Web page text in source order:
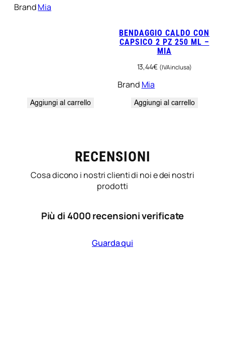
BrandMia
Aggiungi al carrello
BENDAGGIO CALDO CON
CAPSICO 2 PZ 250 ML –
MIA
13,44€ (IVA inclusa)
Brand Mia
Aggiungi al carrello
RECENSIONI
Cosa dicono i nostri clienti di noi e dei nostri
prodotti
Più di 4000 recensioni verificate
Guarda qui